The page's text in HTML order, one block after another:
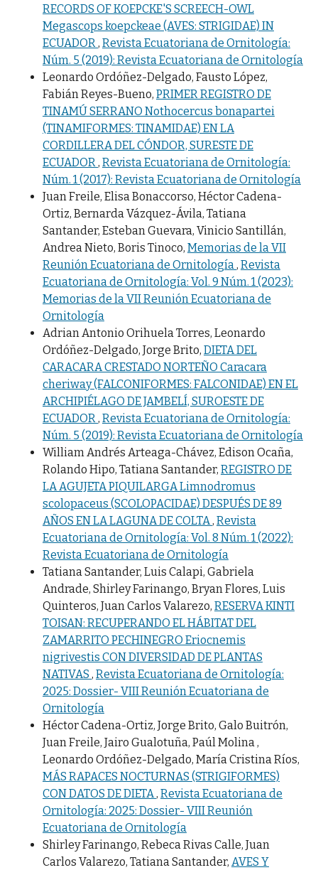
RECORDS OF KOEPCKE'S SCREECH-OWL
Megascops koepckeae (AVES: STRIGIDAE) IN
ECUADOR, Revista Ecuatoriana de Ornitología:
Núm. 5 (2019): Revista Ecuatoriana de Ornitología
Leonardo Ordóñez-Delgado, Fausto López,
Fabián Reyes-Bueno, PRIMER REGISTRO DE
TINAMÚ SERRANO Nothocercus bonapartei
(TINAMIFORMES: TINAMIDAE) EN LA
CORDILLERA DEL CÓNDOR, SURESTE DE
ECUADOR, Revista Ecuatoriana de Ornitología:
Núm. 1 (2017): Revista Ecuatoriana de Ornitología
Juan Freile, Elisa Bonaccorso, Héctor Cadena-
Ortiz, Bernarda Vázquez-Ávila, Tatiana
Santander, Esteban Guevara, Vinicio Santillán,
Andrea Nieto, Boris Tinoco, Memorias de la VII
Reunión Ecuatoriana de Ornitología, Revista
Ecuatoriana de Ornitología: Vol. 9 Núm. 1 (2023):
Memorias de la VII Reunión Ecuatoriana de
Ornitología
Adrian Antonio Orihuela Torres, Leonardo
Ordóñez-Delgado, Jorge Brito, DIETA DEL
CARACARA CRESTADO NORTEÑO Caracara
cheriway (FALCONIFORMES: FALCONIDAE) EN EL
ARCHIPIÉLAGO DE JAMBELÍ, SUROESTE DE
ECUADOR, Revista Ecuatoriana de Ornitología:
Núm. 5 (2019): Revista Ecuatoriana de Ornitología
William Andrés Arteaga-Chávez, Edison Ocaña,
Rolando Hipo, Tatiana Santander, REGISTRO DE
LA AGUJETA PIQUILARGA Limnodromus
scolopaceus (SCOLOPACIDAE) DESPUÉS DE 89
AÑOS EN LA LAGUNA DE COLTA, Revista
Ecuatoriana de Ornitología: Vol. 8 Núm. 1 (2022):
Revista Ecuatoriana de Ornitología
Tatiana Santander, Luis Calapi, Gabriela
Andrade, Shirley Farinango, Bryan Flores, Luis
Quinteros, Juan Carlos Valarezo, RESERVA KINTI
TOISAN: RECUPERANDO EL HÁBITAT DEL
ZAMARRITO PECHINEGRO Eriocnemis
nigrivestis CON DIVERSIDAD DE PLANTAS
NATIVAS , Revista Ecuatoriana de Ornitología:
2025: Dossier- VIII Reunión Ecuatoriana de
Ornitología
Héctor Cadena-Ortiz, Jorge Brito, Galo Buitrón,
Juan Freile, Jairo Gualotuña, Paúl Molina ,
Leonardo Ordóñez-Delgado, María Cristina Ríos,
MÁS RAPACES NOCTURNAS (STRIGIFORMES)
CON DATOS DE DIETA, Revista Ecuatoriana de
Ornitología: 2025: Dossier- VIII Reunión
Ecuatoriana de Ornitología
Shirley Farinango, Rebeca Rivas Calle, Juan
Carlos Valarezo, Tatiana Santander, AVES Y